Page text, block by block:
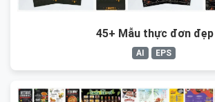
45+ Mẫu thực đơn đẹp
AI EPS